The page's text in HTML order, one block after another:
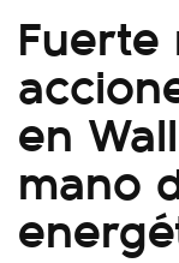
en
mano